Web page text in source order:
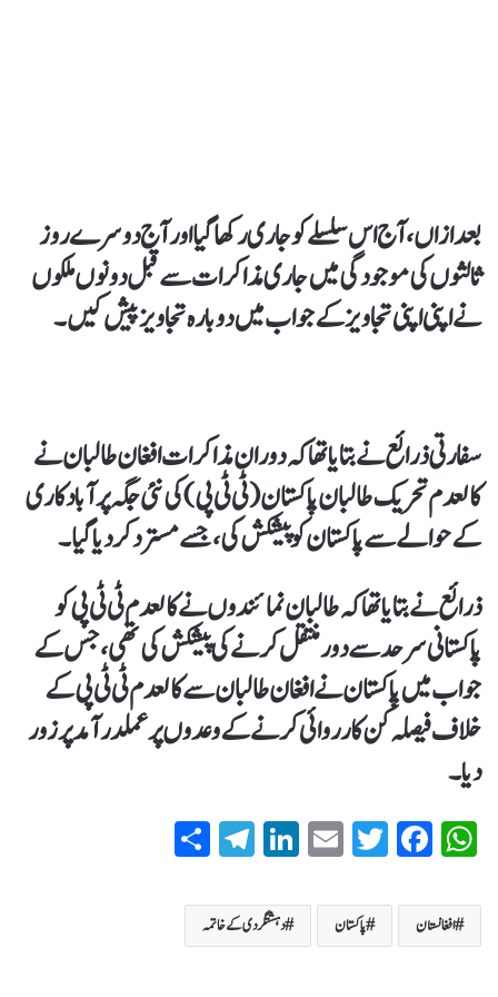
بعد ازاں، آج اس سلسلے کو جاری رکھا گیا اور آج دوسرے روز
ثالثوں کی موجودگی میں جاری مذاکرات سے قبل دونوں ملکوں
نے اپنی اپنی تجاویز کے جواب میں دوبارہ تجاویز پیش کیں۔
سفارتی ذرائع نے بتایا تھا کہ دوران مذاکرات افغان طالبان نے
کالعدم تحریک طالبان پاکستان (ٹی ٹی پی) کی نئی جگہ پر آباد کاری
کے حوالے سے پاکستان کو پیشکش کی، جسے مسترد کر دیا گیا۔
ذرائع نے بتایا تھا کہ طالبان نمائندوں نے کالعدم ٹی ٹی پی کو
پاکستانی سرحد سے دور منتقل کرنے کی پیشکش کی تھی، جس کے
جواب میں پاکستان نے افغان طالبان سے کالعدم ٹی ٹی پی کے
خلاف فیصلہ کن کارروائی کرنے کے وعدوں پر عملدرآمد پر زور
دیا۔
W
ha
ts
A
Fa
ce
bo
ok
T
wi
tte
r
E
m
ail
Li
nk
ed
In
T
el
eg
ra افغانستان پاکستان دہشتگردی کے خاتمہ